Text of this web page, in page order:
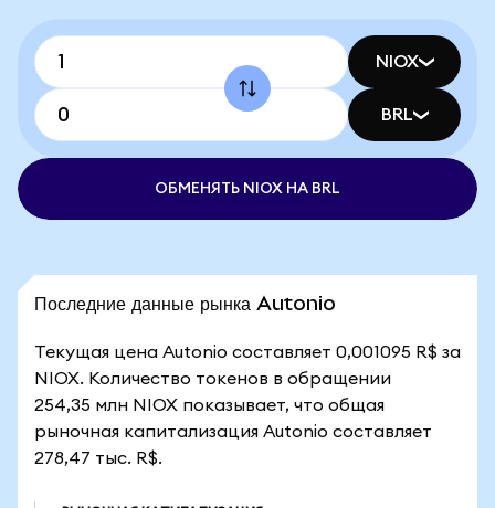
NIOX
BRL
ОБМЕНЯТЬ NIOX НА BRL
Последние данные рынка Autonio
Текущая цена Autonio составляет 0,001095 R$ за
NIOX. Количество токенов в обращении
254,35 млн NIOX показывает, что общая
рыночная капитализация Autonio составляет
278,47 тыс. R$.